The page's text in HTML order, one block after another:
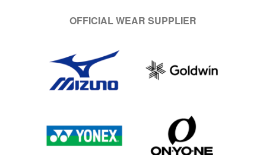
OFFICIAL WEAR SUPPLIER